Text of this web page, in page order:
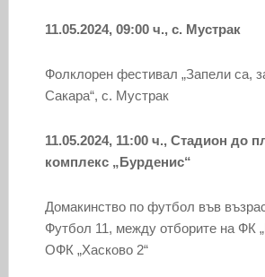
11.05.2024, 09:00 ч., с. Мустрак
Фолклорен фестивал „Запели са,
Сакара“, с. Мустрак
11.05.2024, 11:00 ч., Стадион до
комплекс „Бурденис“
Домакинство по футбол във
Футбол 11, между отборите на ФК
ОФК „Хасково